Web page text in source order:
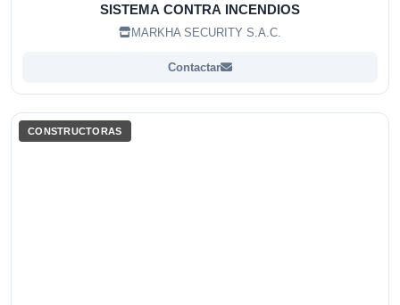
SISTEMA CONTRA INCENDIOS
MARKHA SECURITY S.A.C.
Contactar
CONSTRUCTORAS